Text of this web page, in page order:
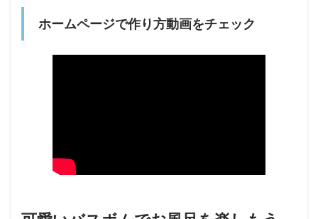
ホームページで作り方動画をチェック